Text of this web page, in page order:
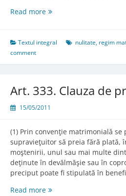
Read moreArt.
convenţiei
Textul integral nulitate, regim
comment
Art. 333. Clauza de
15/05/2011
(1) Prin convenţie matrimonială se
supravieţuitor să preia fără plată,
moştenirii, unul sau mai multe
deţinute în devălmăşie sau în
preciput poate fi stipulată în
Read moreArt.